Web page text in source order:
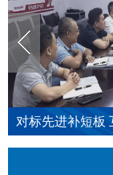
对标先进补短板
海口对标学习就